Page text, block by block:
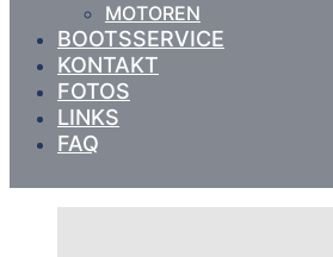
MOTOREN
BOOTSSERVICE
KONTAKT
FOTOS
LINKS
FAQ